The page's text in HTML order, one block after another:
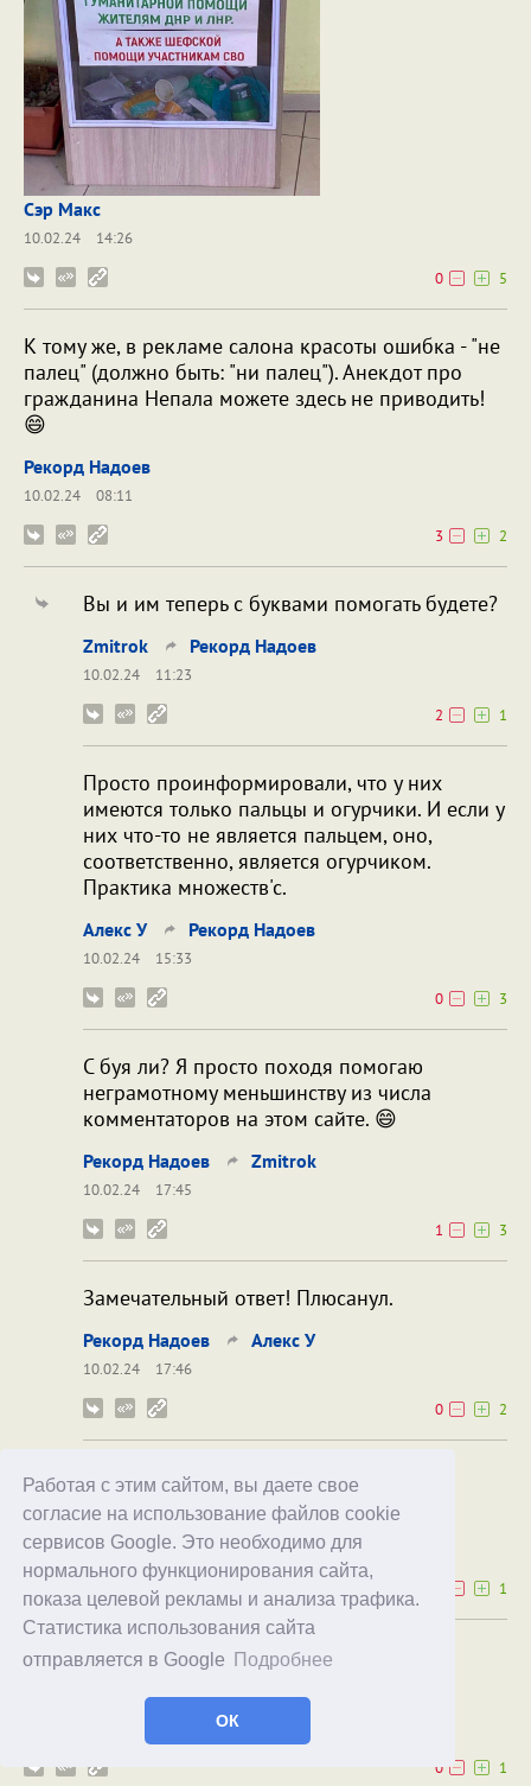
Работая с этим сайтом, вы даете свое
согласие на использование файлов cookie
сервисов Google. Это необходимо для
нормального функционирования сайта,
показа целевой рекламы и анализа трафика.
Статистика использования сайта
отправляется в Google
Подробнее
ОК
Сэр Макс
10.02.24
14:26
0
5
К тому же, в рекламе салона красоты ошибка - "не
палец" (должно быть: "ни палец"). Анекдот про
гражданина Непала можете здесь не приводить!
😄
Рекорд Надоев
10.02.24
08:11
3
2
Вы и им теперь с буквами помогать будете?
Zmitrok Рекорд Надоев
10.02.24
11:23
2
1
Просто проинформировали, что у них
имеются только пальцы и огурчики. И если у
них что-то не является пальцем, оно,
соответственно, является огурчиком.
Практика множеств'с.
Алекс У Рекорд Надоев
10.02.24
15:33
0
3
С буя ли? Я просто походя помогаю
неграмотному меньшинству из числа
комментаторов на этом сайте. 😄
Рекорд Надоев Zmitrok
10.02.24
17:45
1
3
Замечательный ответ! Плюсанул.
Рекорд Надоев Алекс У
10.02.24
17:46
0
2
Спасибо, я тронут (в хорошем смысле.)
Алекс У Рекорд Надоев
10.02.24
20:14
1
В Альфа - банк нинагой)
0
1